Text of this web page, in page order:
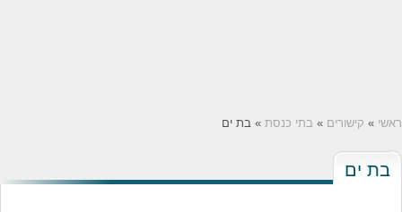
ראשי » קישורים » בתי כנסת » בת ים
בת ים